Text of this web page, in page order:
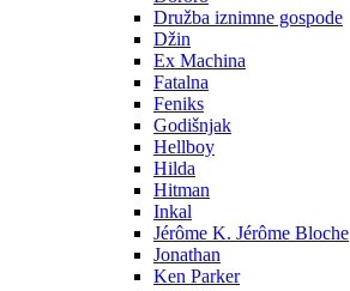
Družba iznimne gospode
Džin
Ex Machina
Fatalna
Feniks
Godišnjak
Hellboy
Hilda
Hitman
Inkal
Jérôme K. Jérôme Bloche
Jonathan
Ken Parker